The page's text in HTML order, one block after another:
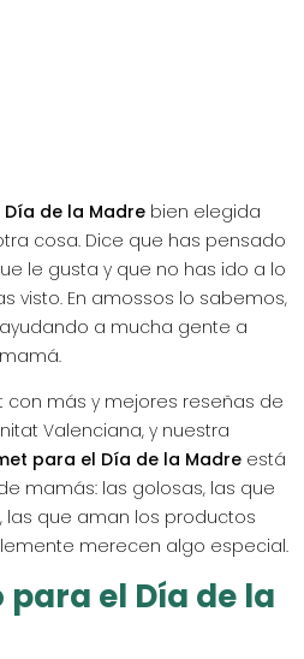
de la Madre bien elegida
cosa. Dice que has pensado
le gusta y que no has ido a lo
visto. En amossos lo sabemos,
a mucha gente a
más y mejores reseñas de
Valenciana, y nuestra
para el Día de la Madre está
mamás: las golosas, las que
las que aman los productos
merecen algo especial.
el Día de la